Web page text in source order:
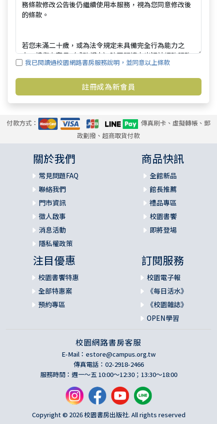
我已閱讀過校園網路書房服務說明，並同意以上條款
付款方式：
傳真刷卡、虛擬轉帳、郵
政劃撥、超商取貨付款
關於我們
常見問題FAQ
聯絡我們
門市資訊
徵人啟事
消息活動
隱私權政策
商品快訊
全館新品
館長推薦
禮品專區
校園書饗
即將登場
注目優惠
校園書饗特惠
全部特惠案
預約專區
訂閱服務
校園電子報
《每日活水》
《校園雜誌》
OPEN學習
校園網路書房客服
E-Mail： estore@campus.org.tw
傳真電話：02-2918-2466
服務時間：週一～五 10:00～12:30；13:30～18:00
Copyright © 2026 校園書房出版社. All rights reserved